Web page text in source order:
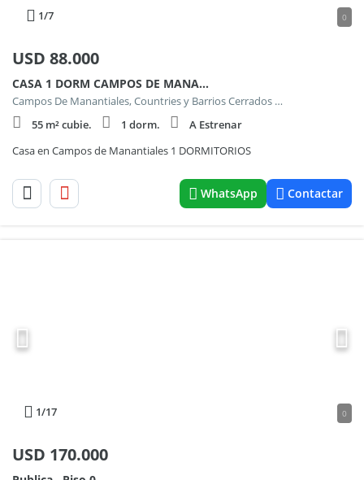
1/7 0
USD 88.000
CASA 1 DORM CAMPOS DE MANANTIALES
Campos De Manantiales, Countries y Barrios Cerrados en Cordoba Capital
55 m² cubie.
1 dorm.
A Estrenar
Casa en Campos de Manantiales 1 DORMITORIOS
WhatsApp Contactar
1/17 0
USD 170.000